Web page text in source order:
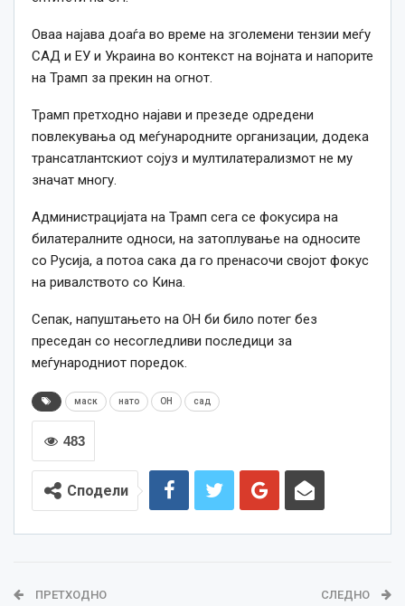
Оваа најава доаѓа во време на зголемени тензии меѓу
САД и ЕУ и Украина во контекст на војната и напорите
на Трамп за прекин на огнот.
Трамп претходно најави и презеде одредени
повлекувања од меѓународните организации, додека
трансатлантскиот сојуз и мултилатерализмот не му
значат многу.
Администрацијата на Трамп сега се фокусира на
билатералните односи, на затоплување на односите
со Русија, а потоа сака да го пренасочи својот фокус
на ривалството со Кина.
Сепак, напуштањето на ОН би било потег без
преседан со несогледливи последици за
меѓународниот поредок.
маск нато ОН сад
483
Сподели
ПРЕТХОДНО СЛЕДНО